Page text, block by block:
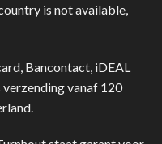
is not available,
Bancontact, iDEAL
vanaf 120